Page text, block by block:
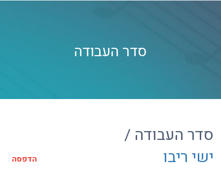
סדר העבודה
סדר העבודה /
ישי ריבו
הדפסה